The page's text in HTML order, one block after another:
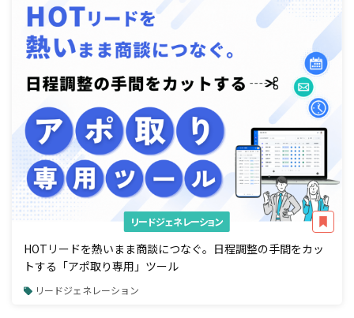
リードジェネレーション
HOTリードを熱いまま商談につなぐ。日程調整の手間をカッ
トする「アポ取り専用」ツール
リードジェネレーション